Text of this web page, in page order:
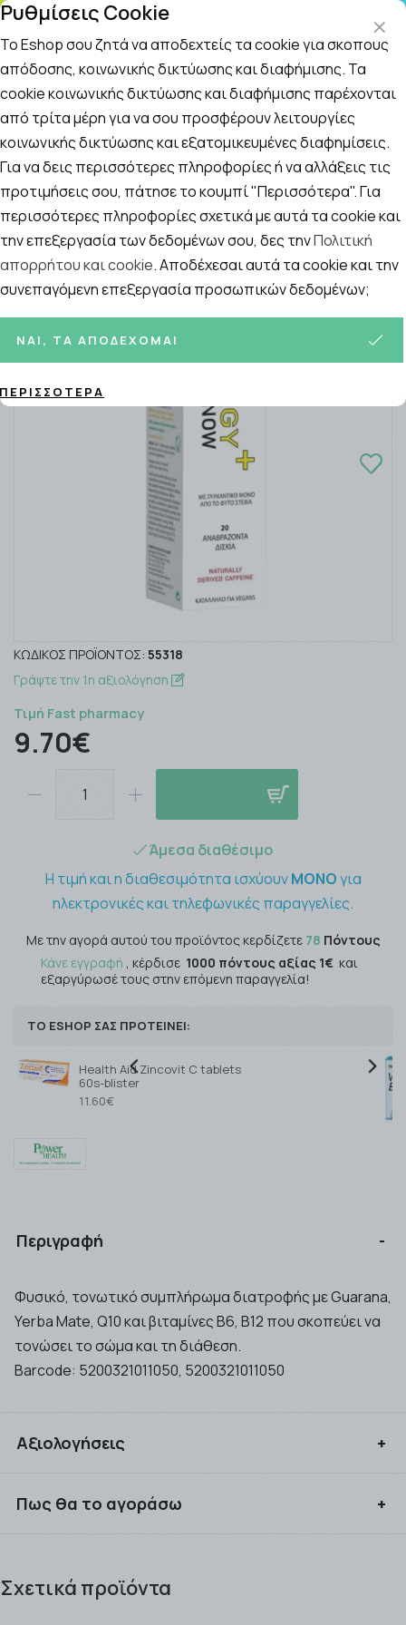
Αναζήτηση
Αρχική / Εταιρίες / Power Health /Power Health Energy
Power Health Energy Now Stevia
Τονωτικό Συμπλήρωμα
Διατροφής 20 Αναβράζοντα Δισκία
ΚΩΔΙΚΌΣ ΠΡΟΪΌΝΤΟΣ: 55318
Γράψτε την 1η αξιολόγηση
Τιμή Fast pharmacy
9.70€
Άμεσα διαθέσιμο
Η τιμή και η διαθεσιμότητα ισχύουνΜΟΝΟγια
ηλεκτρονικές και τηλεφωνικές παραγγελίες.
Με την αγορά αυτού του προϊόντος κερδίζετε 78 Πόντους
Κάνε εγγραφή , κέρδισε 1000 πόντους αξίας 1€ και
εξαργύρωσέ τους στην επόμενη παραγγελία!
ΤΟ ESHOP ΣΑΣ ΠΡΟΤΕΙΝΕΙ:
Health Aid Zincovit C tablets
60s-blister
11.60€
Περιγραφή
Φυσικό, τονωτικό συμπλήρωμα διατροφής με Guarana,
Yerba Mate, Q10 και βιταμίνες Β6, Β12 που σκοπεύει να
τονώσει το σώμα και τη διάθεση.
Barcode: 5200321011050, 5200321011050
Αξιολογήσεις
Πως θα το αγοράσω
εγγεγραμμένος πελάτης κερδίζοντας πόντους προς
Σχετικά προϊόντα
Ρυθμίσεις Cookie
Το Eshop σου ζητά να αποδεχτείς τα cookie για σκοπούς
απόδοσης, κοινωνικής δικτύωσης και διαφήμισης. Τα
cookie κοινωνικής δικτύωσης και διαφήμισης παρέχονται
από τρίτα μέρη για να σου προσφέρουν λειτουργίες
κοινωνικής δικτύωσης και εξατομικευμένες διαφημίσεις.
Για να δεις περισσότερες πληροφορίες ή να αλλάξεις τις
προτιμήσεις σου, πάτησε το κουμπί "Περισσότερα". Για
περισσότερες πληροφορίες σχετικά με αυτά τα cookie και
την επεξεργασία των δεδομένων σου, δες τηνΠολιτική
απορρήτου και cookie. Αποδέχεσαι αυτά τα cookie και την
συνεπαγόμενη επεξεργασία προσωπικών δεδομένων;
ΝΑΙ, ΤΑ ΑΠΟΔΈΧΟΜΑΙ
ΠΕΡΙΣΣΌΤΕΡΑ